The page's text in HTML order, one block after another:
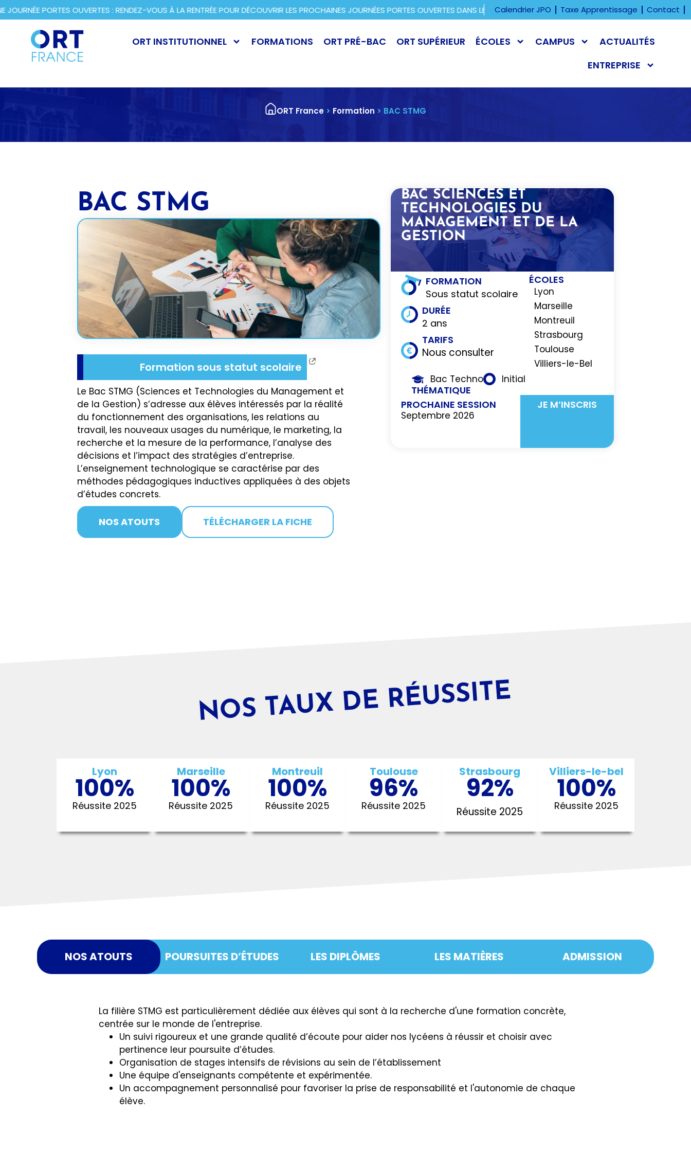
PORTES OUVERTES : RENDEZ-VOUS À LA RENTRÉE POUR DÉCOUVRIR LES PROCHAINES JOURNÉES PORTES OUVERTES DANS LES ÉTABLISSEMENTS ORT FRANCE. PROCHAINE JOURNÉE
Calendrier JPO Taxe Apprentissage Contact
ORT INSTITUTIONNEL FORMATIONS ORT PRÉ-BAC ORT SUPÉRIEUR ÉCOLES CAMPUS
ACTUALITÉS
ENTREPRISE
ORT France > Formation > BAC STMG
BAC STMG
Formation sous statut scolaire
Le Bac STMG (Sciences et Technologies du Management et
de la Gestion) s’adresse aux élèves intéressés par la réalité
du fonctionnement des organisations, les relations au
travail, les nouveaux usages du numérique, le marketing, la
recherche et la mesure de la performance, l’analyse des
décisions et l’impact des stratégies d’entreprise.
L’enseignement technologique se caractérise par des
méthodes pédagogiques inductives appliquées à des objets
d’études concrets.
NOS ATOUTS TÉLÉCHARGER LA FICHE
BAC SCIENCES ET
TECHNOLOGIES DU
MANAGEMENT ET DE LA
GESTION
FORMATION
Sous statut scolaire
DURÉE
2 ans
TARIFS
Nous consulter
ÉCOLES
Lyon
Marseille
Montreuil
Strasbourg
Toulouse
Villiers-le-Bel
Bac Techno
Initial
THÉMATIQUE
PROCHAINE SESSION
Septembre 2026
JE M’INSCRIS
NOS TAUX DE RÉUSSITE
Lyon
Réussite 2025
100%
Marseille
Réussite 2025
100%
Montreuil
Réussite 2025
100%
Toulouse
Réussite 2025
96%
Strasbourg
Réussite 2025
92%
Villiers-le-bel
Réussite 2025
100%
NOS ATOUTS POURSUITES D’ÉTUDES LES DIPLÔMES LES MATIÈRES ADMISSION
La filière STMG est particulièrement dédiée aux élèves qui sont à la recherche d'une formation concrète,
centrée sur le monde de l'entreprise.
Un suivi rigoureux et une grande qualité d’écoute pour aider nos lycéens à réussir et choisir avec
pertinence leur poursuite d’études.
Organisation de stages intensifs de révisions au sein de l’établissement
Une équipe d'enseignants compétente et expérimentée.
Un accompagnement personnalisé pour favoriser la prise de responsabilité et l'autonomie de chaque
élève.
Droit et économie
Management, sciences de gestion et numérique
Cet enseignement de spécialité est composé de 4 enseignements spécifiques. L’élève en choisit un